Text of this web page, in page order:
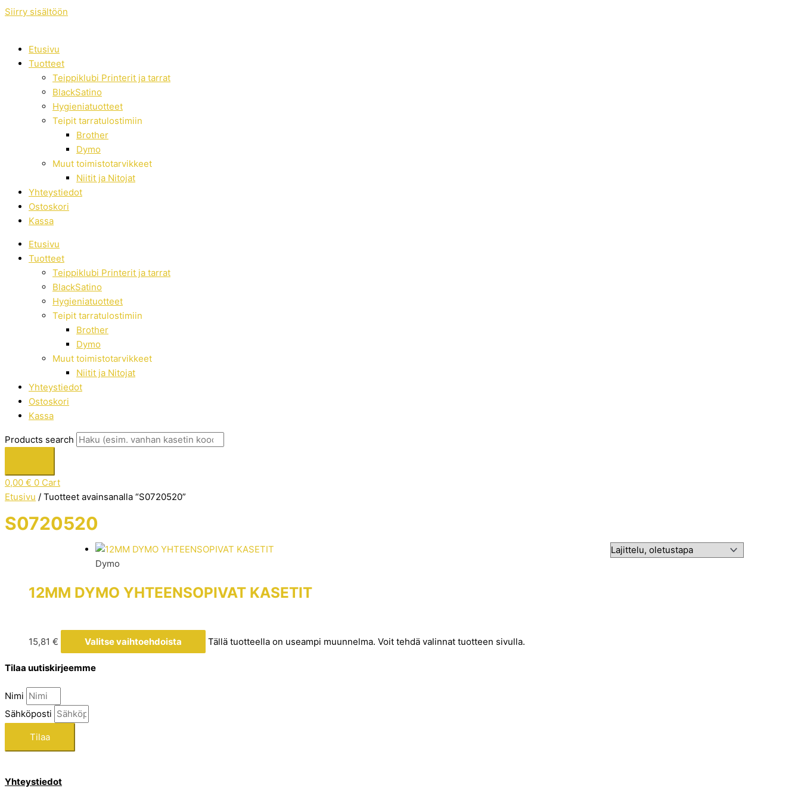
Siirry sisältöön
Etusivu
Tuotteet
Teippiklubi Printerit ja tarrat
BlackSatino
Hygieniatuotteet
Teipit tarratulostimiin
Brother
Dymo
Muut toimistotarvikkeet
Niitit ja Nitojat
Yhteystiedot
Ostoskori
Kassa
Etusivu
Tuotteet
Teippiklubi Printerit ja tarrat
BlackSatino
Hygieniatuotteet
Teipit tarratulostimiin
Brother
Dymo
Muut toimistotarvikkeet
Niitit ja Nitojat
Yhteystiedot
Ostoskori
Kassa
Products search
0,00 € 0 Cart
Etusivu / Tuotteet avainsanalla “S0720520”
S0720520
Dymo
12MM DYMO YHTEENSOPIVAT KASETIT
15,81 € Valitse vaihtoehdoista Tällä tuotteella on useampi muunnelma. Voit tehdä valinnat tuotteen sivulla.
Tilaa uutiskirjeemme
Nimi
Sähköposti
Tilaa
Yhteystiedot